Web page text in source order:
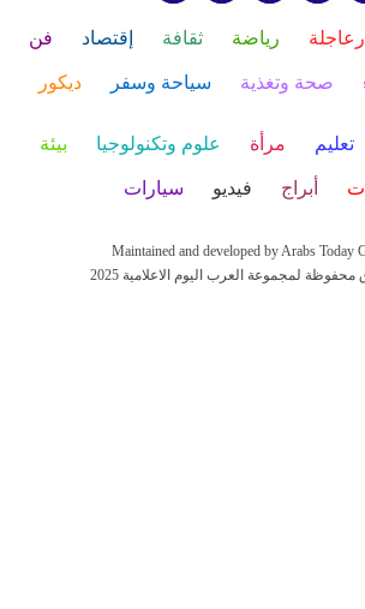
رياضة ثقافة إقتصاد فن
صحة وتغذية سياحة وسفر ديكور
تعليم مرأة علوم وتكنولوجيا بيئة
أبراج فيديو سيارات
Maintained and developed by Arabs Today